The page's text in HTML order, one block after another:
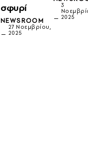
σφυρί
NEWSROOM
27 Νοεμβρίου,
2025
3
2025